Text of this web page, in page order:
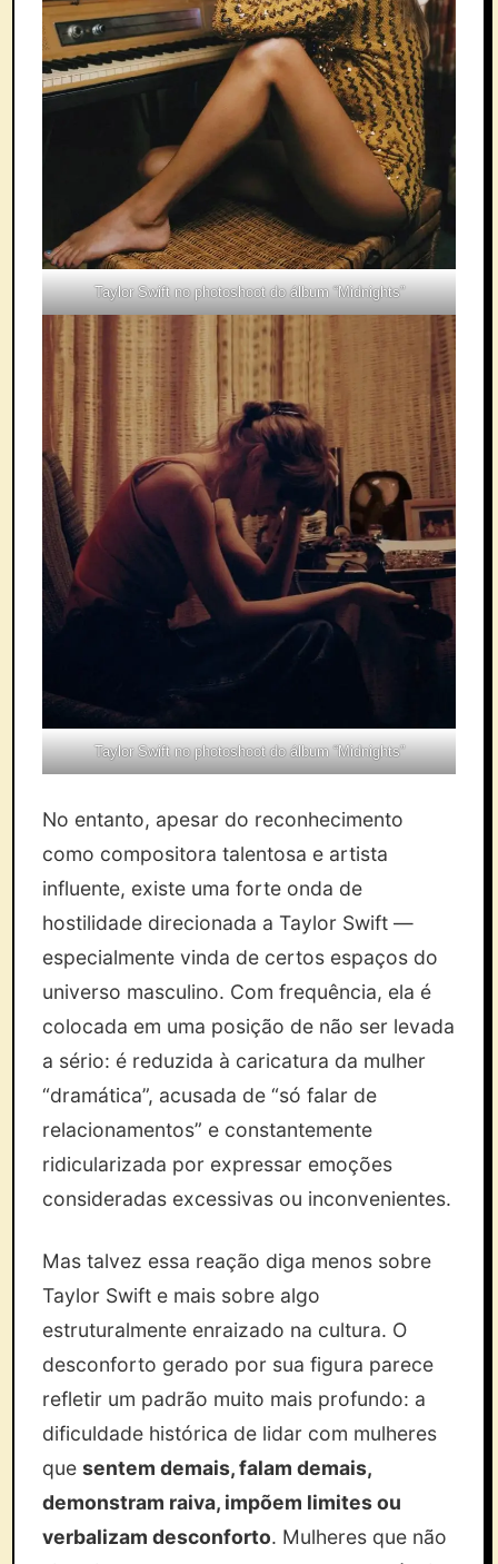
Taylor Swift no photoshoot do álbum “Midnights”
Taylor Swift no photoshoot do álbum “Midnights”
No entanto, apesar do reconhecimento
como compositora talentosa e artista
influente, existe uma forte onda de
hostilidade direcionada a Taylor Swift —
especialmente vinda de certos espaços do
universo masculino. Com frequência, ela é
colocada em uma posição de não ser levada
a sério: é reduzida à caricatura da mulher
“dramática”, acusada de “só falar de
relacionamentos” e constantemente
ridicularizada por expressar emoções
consideradas excessivas ou inconvenientes.
Mas talvez essa reação diga menos sobre
Taylor Swift e mais sobre algo
estruturalmente enraizado na cultura. O
desconforto gerado por sua figura parece
refletir um padrão muito mais profundo: a
dificuldade histórica de lidar com mulheres
quesentem demais, falam demais,
demonstram raiva, impõem limites ou
verbalizam desconforto. Mulheres que não